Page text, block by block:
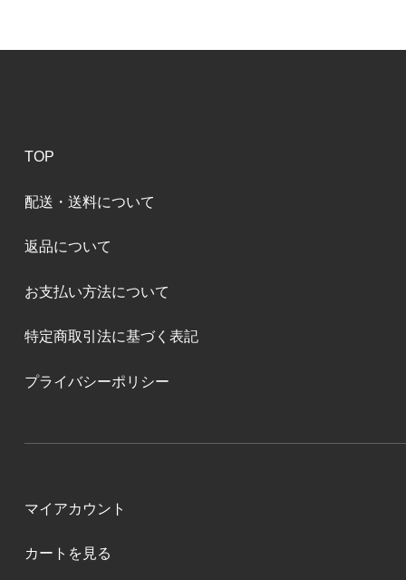
TOP
配送・送料について
返品について
お支払い方法について
特定商取引法に基づく表記
プライバシーポリシー
マイアカウント
カートを見る